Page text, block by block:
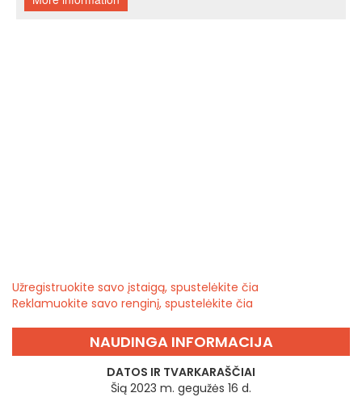
Užregistruokite savo įstaigą, spustelėkite čia
Reklamuokite savo renginį, spustelėkite čia
NAUDINGA INFORMACIJA
DATOS IR TVARKARAŠČIAI
Šią 2023 m. gegužės 16 d.